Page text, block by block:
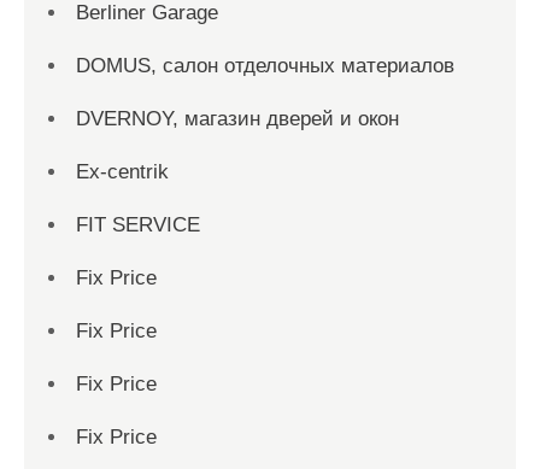
Berliner Garage
DOMUS, салон отделочных материалов
DVERNOY, магазин дверей и окон
Ex-centrik
FIT SERVICE
Fix Price
Fix Price
Fix Price
Fix Price